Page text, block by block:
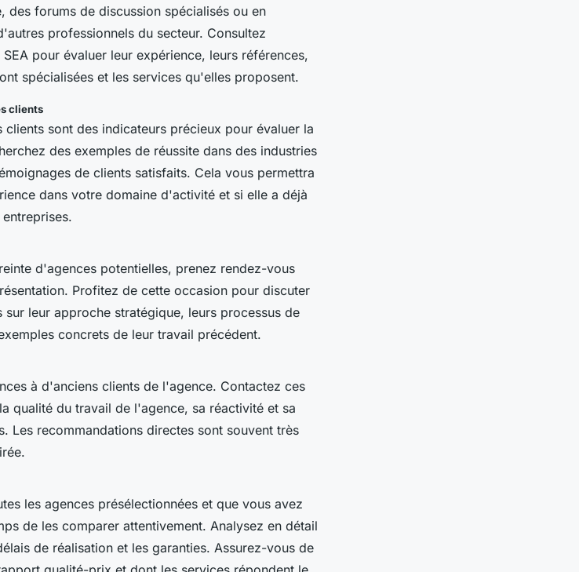
des forums de discussion spécialisés ou en
professionnels du secteur. Consultez
pour évaluer leur expérience, leurs références,
spécialisées et les services qu'elles proposent.
clients
sont des indicateurs précieux pour évaluer la
des exemples de réussite dans des industries
de clients satisfaits. Cela vous permettra
dans votre domaine d'activité et si elle a déjà
d'agences potentielles, prenez rendez-vous
Profitez de cette occasion pour discuter
leur approche stratégique, leurs processus de
concrets de leur travail précédent.
à d'anciens clients de l'agence. Contactez ces
qualité du travail de l'agence, sa réactivité et sa
Les recommandations directes sont souvent très
les agences présélectionnées et que vous avez
de les comparer attentivement. Analysez en détail
de réalisation et les garanties. Assurez-vous de